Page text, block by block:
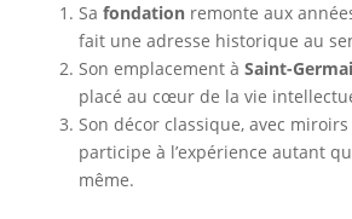
Sa fondation remonte aux
fait une adresse historique au
Son emplacement à Saint-
placé au cœur de la vie
Son décor classique, avec
participe à l’expérience autant
même.